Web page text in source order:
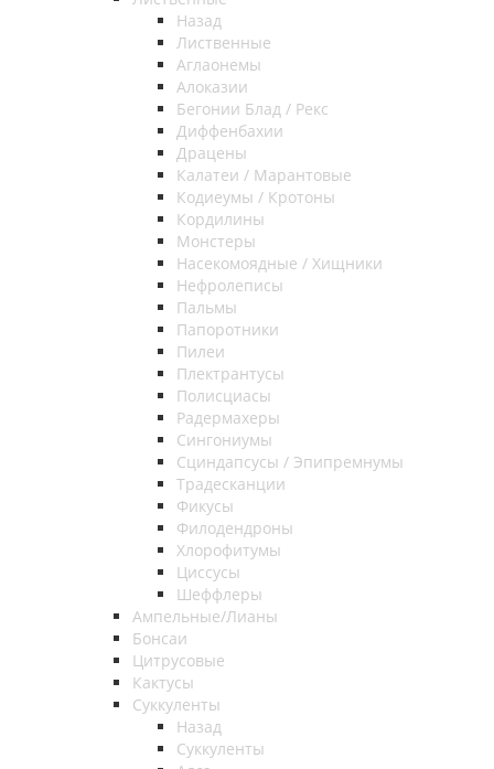
Назад
Лиственные
Аглаонемы
Алоказии
Бегонии Блад / Рекс
Диффенбахии
Драцены
Калатеи / Марантовые
Кодиеумы / Кротоны
Кордилины
Монстеры
Насекомоядные / Хищники
Нефролеписы
Пальмы
Папоротники
Пилеи
Плектрантусы
Полисциасы
Радермахеры
Сингониумы
Сциндапсусы / Эпипремнумы
Традесканции
Фикусы
Филодендроны
Хлорофитумы
Циссусы
Шеффлеры
Ампельные/Лианы
Бонсаи
Цитрусовые
Кактусы
Суккуленты
Назад
Суккуленты